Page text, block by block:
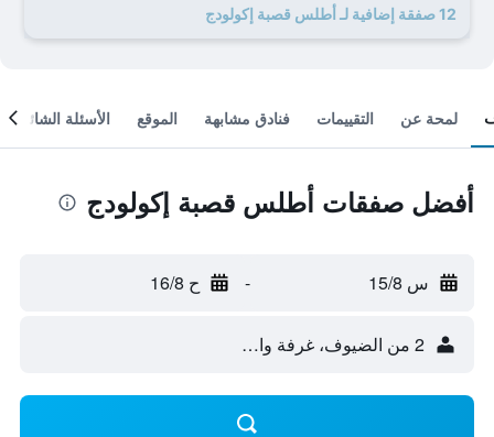
12 صفقة إضافية لـ أطلس قصبة إكولودج
لمحة عن التقييمات فنادق مشابهة الموقع الأسئلة الشائعة
أفضل صفقات أطلس قصبة إكولودج
س 15/8 - ح 16/8
2 من الضيوف، غرفة واحدة